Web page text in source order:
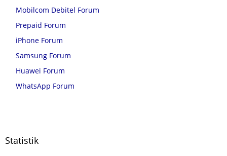
Mobilcom Debitel Forum
Prepaid Forum
iPhone Forum
Samsung Forum
Huawei Forum
WhatsApp Forum
Statistik